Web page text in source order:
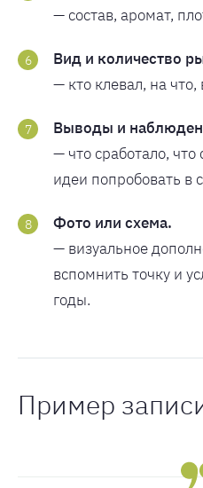
— состав, аромат,
Вид и количество
— кто клевал, на что,
Выводы и
— что сработало,
идеи попробовать в
Фото или схема.
— визуальное
вспомнить точку и
годы.
Пример